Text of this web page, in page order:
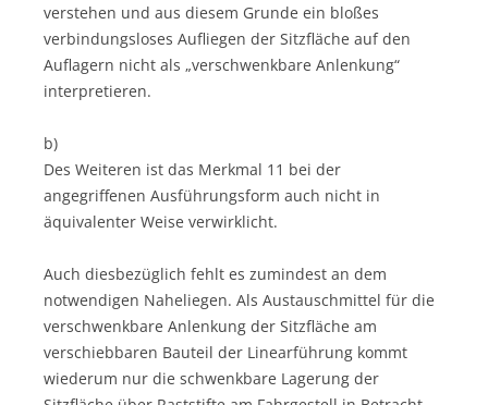
verstehen und aus diesem Grunde ein bloßes
verbindungsloses Aufliegen der Sitzfläche auf den
Auflagern nicht als „verschwenkbare Anlenkung“
interpretieren.
b)
Des Weiteren ist das Merkmal 11 bei der
angegriffenen Ausführungsform auch nicht in
äquivalenter Weise verwirklicht.
Auch diesbezüglich fehlt es zumindest an dem
notwendigen Naheliegen. Als Austauschmittel für die
verschwenkbare Anlenkung der Sitzfläche am
verschiebbaren Bauteil der Linearführung kommt
wiederum nur die schwenkbare Lagerung der